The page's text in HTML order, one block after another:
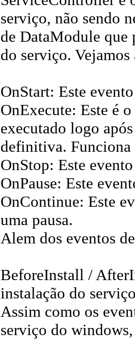
serviço, não sendo
de DataModule que
do serviço.
OnStart: Este
OnExecute: Este é
executado logo
definitiva. Funciona
OnStop: Este
OnPause: Este
OnContinue: Este
uma pausa.
Alem dos eventos
BeforeInstall /
instalação do
Assim como os
serviço do windows,